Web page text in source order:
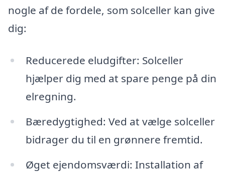
nogle af de fordele, som solceller kan give
dig:
Reducerede eludgifter: Solceller
hjælper dig med at spare penge på din
elregning.
Bæredygtighed: Ved at vælge solceller
bidrager du til en grønnere fremtid.
Øget ejendomsværdi: Installation af